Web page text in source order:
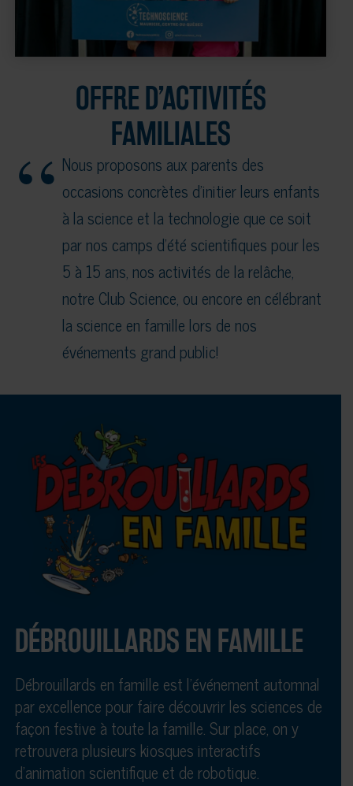
OFFRE D’ACTIVITÉS
FAMILIALES
Nous proposons aux parents des
occasions concrètes d’initier leurs enfants
à la science et la technologie que ce soit
par nos camps d’été scientifiques pour les
5 à 15 ans, nos activités de la relâche,
notre Club Science, ou encore en célébrant
la science en famille lors de nos
événements grand public!
DÉBROUILLARDS EN FAMILLE
Débrouillards en famille est l’événement automnal
par excellence pour faire découvrir les sciences de
façon festive à toute la famille. Sur place, on y
retrouvera plusieurs kiosques interactifs
d’animation scientifique et de robotique.